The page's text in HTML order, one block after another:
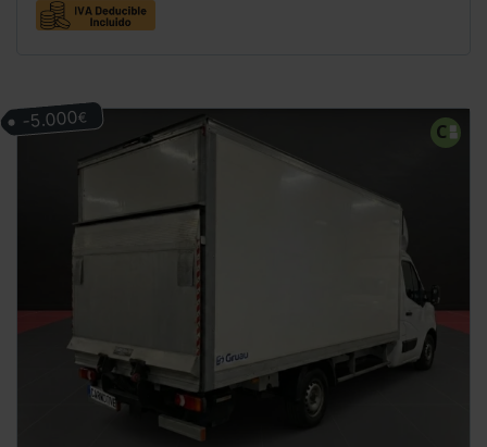
-5.000€